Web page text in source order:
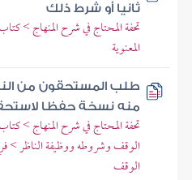
ثانيا أو شرط ذلك
تحفة المحتاج في شرح المنهاج >
المعنوية
طلب المستحقون من
منه نسخة حفظا
تحفة المحتاج في شرح المنهاج >
الوقف وشروطه ووظيفة الناظر >
الوقف